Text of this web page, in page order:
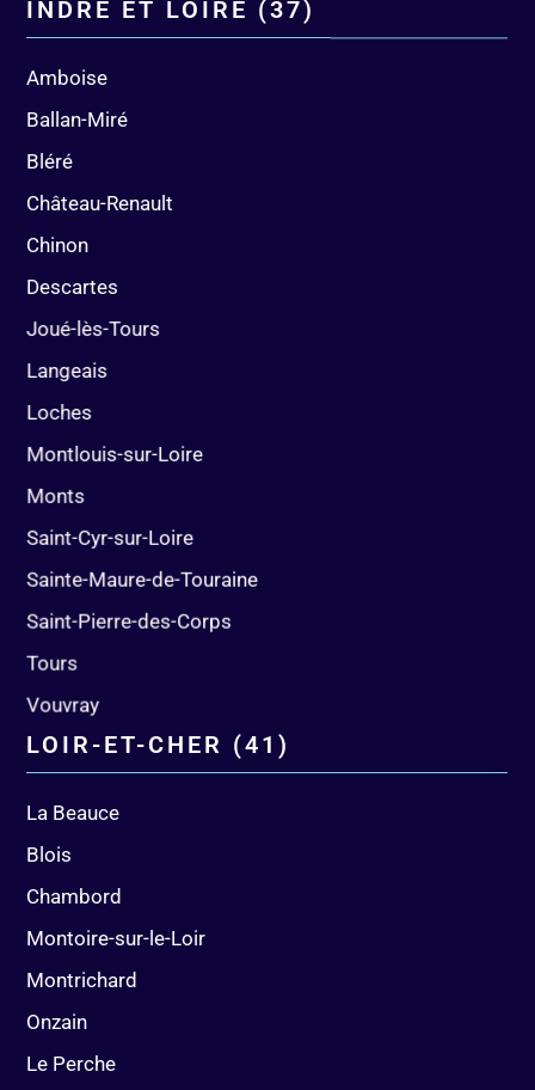
INDRE ET LOIRE (37)
Amboise
Ballan-Miré
Bléré
Château-Renault
Chinon
Descartes
Joué-lès-Tours
Langeais
Loches
Montlouis-sur-Loire
Monts
Saint-Cyr-sur-Loire
Sainte-Maure-de-Touraine
Saint-Pierre-des-Corps
Tours
Vouvray
LOIR-ET-CHER (41)
La Beauce
Blois
Chambord
Montoire-sur-le-Loir
Montrichard
Onzain
Le Perche